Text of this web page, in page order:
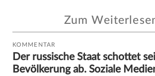
Zum
KOMMENTAR
Der russische Staat schottet
Bevölkerung ab. Soziale